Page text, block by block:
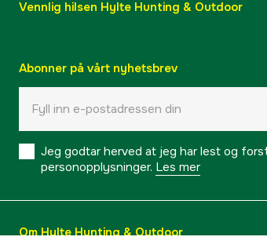
Vennlig hilsen Hylte Hunting & Outdoor
Abonner på vårt nyhetsbrev
Jeg godtar herved at jeg har lest og
personopplysninger. Les mer
Om Hylte Hunting & Outdoor